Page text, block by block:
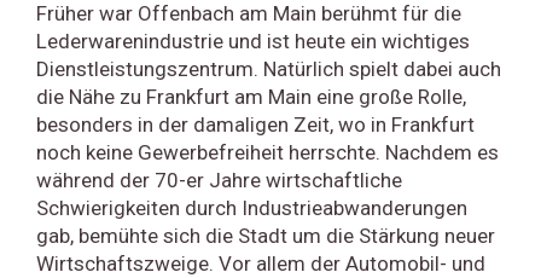
Früher war Offenbach am Main berühmt für die
Lederwarenindustrie und ist heute ein wichtiges
Dienstleistungszentrum. Natürlich spielt dabei auch
die Nähe zu Frankfurt am Main eine große Rolle,
besonders in der damaligen Zeit, wo in Frankfurt
noch keine Gewerbefreiheit herrschte. Nachdem es
während der 70-er Jahre wirtschaftliche
Schwierigkeiten durch Industrieabwanderungen
gab, bemühte sich die Stadt um die Stärkung neuer
Wirtschaftszweige. Vor allem der Automobil- und